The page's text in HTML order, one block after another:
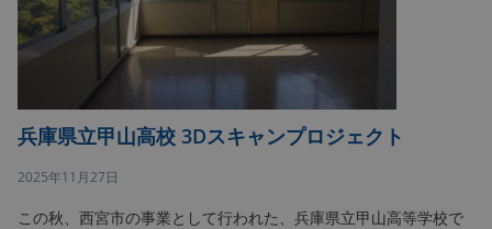
兵庫県立甲山高校 3Dスキャンプロジェクト
2025年11月27日
この秋、西宮市の事業として行われた、兵庫県立甲山高等学校で